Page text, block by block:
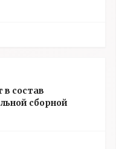
состав
сборной